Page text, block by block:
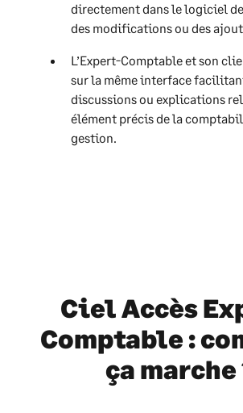
directement dans le logiciel
des modifications ou des
L’Expert-Comptable et son
sur la même interface
discussions ou explications
élément précis de la
gestion.
Ciel Accès
Comptable :
ça marche